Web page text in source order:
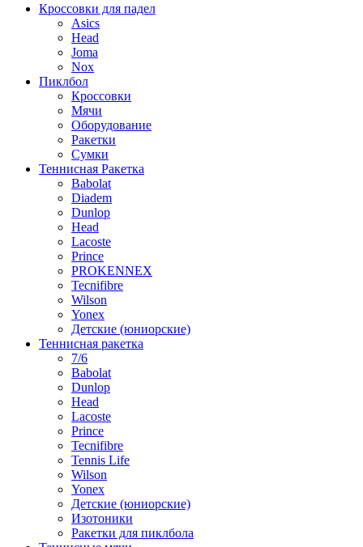
Кроссовки для падел
Asics
Head
Joma
Nox
Пиклбол
Кроссовки
Мячи
Оборудование
Ракетки
Сумки
Теннисная Ракетка
Babolat
Diadem
Dunlop
Head
Lacoste
Prince
PROKENNEX
Tecnifibre
Wilson
Yonex
Детские (юниорские)
Теннисная ракетка
7/6
Babolat
Dunlop
Head
Lacoste
Prince
Tecnifibre
Tennis Life
Wilson
Yonex
Детские (юниорские)
Изотоники
Ракетки для пиклбола